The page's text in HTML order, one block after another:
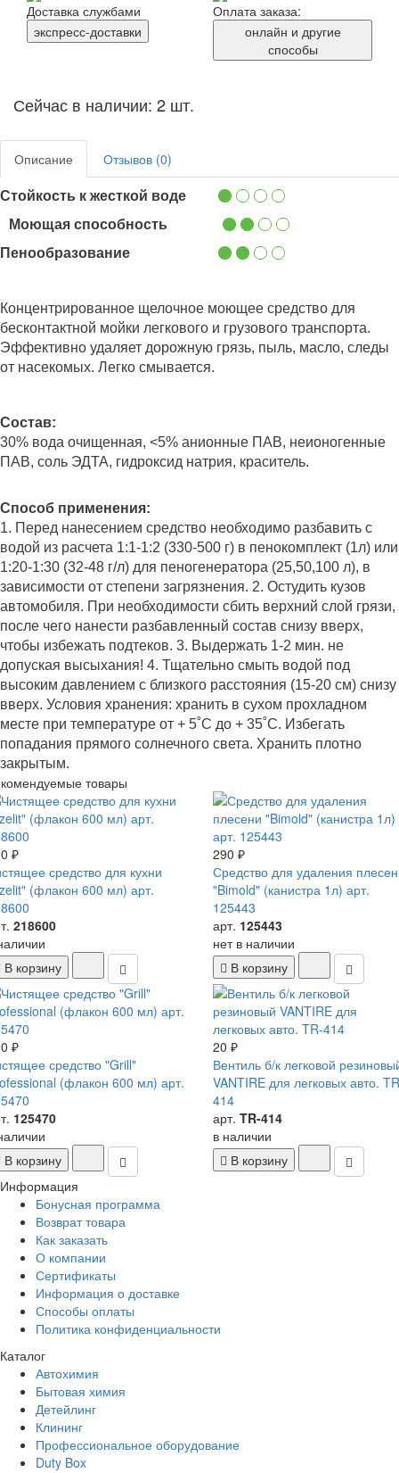
Доставка службами
экспресс-доставки
Оплата заказа:
онлайн и другие
способы
Сейчас в наличии: 2 шт.
Описание Отзывов (0)
Стойкость к жесткой воде
Моющая способность
Пенообразование
Концентрированное щелочное моющее средство для
бесконтактной мойки легкового и грузового транспорта.
Эффективно удаляет дорожную грязь, пыль, масло, следы
от насекомых. Легко смывается.
Состав:
30% вода очищенная, <5% анионные ПАВ, неионогенные
ПАВ, соль ЭДТА, гидроксид натрия, краситель.
Способ применения:
1. Перед нанесением средство необходимо разбавить с
водой из расчета 1:1-1:2 (330-500 г) в пенокомплект (1л) или
1:20-1:30 (32-48 г/л) для пеногенератора (25,50,100 л), в
зависимости от степени загрязнения. 2. Остудить кузов
автомобиля. При необходимости сбить верхний слой грязи,
после чего нанести разбавленный состав снизу вверх,
чтобы избежать подтеков. 3. Выдержать 1-2 мин. не
допуская высыхания! 4. Тщательно смыть водой под
высоким давлением с близкого расстояния (15-20 см) снизу
вверх. Условия хранения: хранить в сухом прохладном
месте при температуре от + 5˚С до + 35˚С. Избегать
попадания прямого солнечного света. Хранить плотно
закрытым.
товары
₽
средство для кухни
(флакон 600 мл) арт.
218600
В корзину
290 ₽
Средство для удаления
"Bimold" (канистра 1л) арт.
125443
арт. 125443
нет в наличии
В корзину
₽
средство "Grill"
(флакон 600 мл) арт.
125470
В корзину
20 ₽
Вентиль б/к легковой
VANTIRE для легковых авто.
414
арт. TR-414
в наличии
В корзину
Информация
Бонусная программа
Возврат товара
Как заказать
О компании
Сертификаты
Информация о доставке
Способы оплаты
Политика конфиденциальности
Каталог
Автохимия
Бытовая химия
Детейлинг
Клининг
Профессиональное оборудование
Duty Box